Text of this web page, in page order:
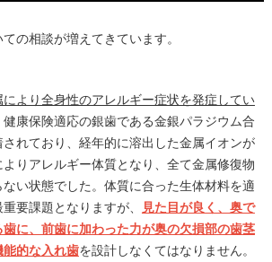
の相談が増えてきています。
より全身性のアレルギー症状を発症してい
康保険適応の銀歯である金銀パラジウム合
れており、経年的に溶出した金属イオンが
りアレルギー体質となり、全て金属修復物
い状態でした。体質に合った生体材料を適
要課題となりますが、 見た目が良く、奥で
に、前歯に加わった力が奥の欠損部の歯茎
的な入れ歯を設計しなくてはなりません。